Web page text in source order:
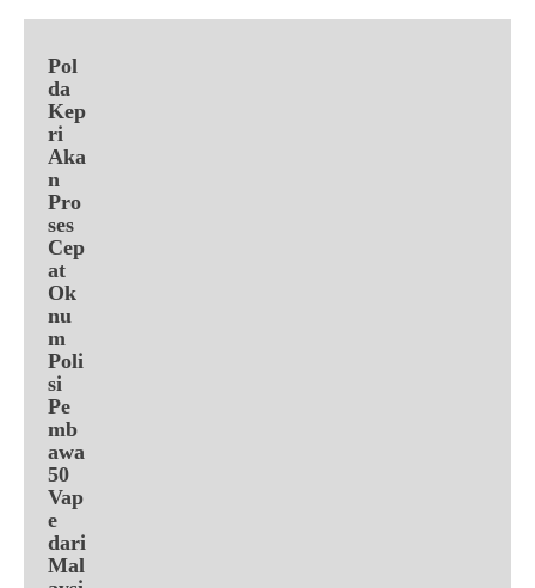
Pol
da
Kep
ri
Aka
n
Pro
ses
Cep
at
Ok
nu
m
Poli
si
Pe
mb
awa
50
Vap
e
dari
Mal